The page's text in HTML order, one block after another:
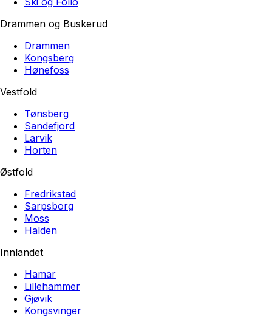
Drammen og Buskerud
Drammen
Kongsberg
Hønefoss
Vestfold
Tønsberg
Sandefjord
Larvik
Horten
Østfold
Fredrikstad
Sarpsborg
Moss
Halden
Innlandet
Hamar
Lillehammer
Gjøvik
Kongsvinger